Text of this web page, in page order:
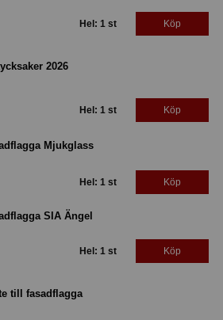
Hel: 1 st Köp
2026
Hel: 1 st Köp
Mjukglass
Hel: 1 st Köp
SIA Ängel
Hel: 1 st Köp
till fasadflagga